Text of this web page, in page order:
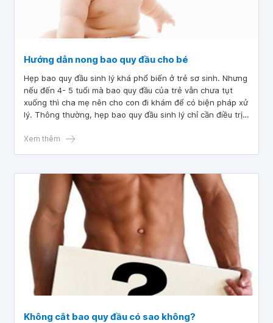
Hướng dẫn nong bao quy đầu cho bé
Hẹp bao quy đầu sinh lý khá phổ biến ở trẻ sơ sinh. Nhưng
nếu đến 4- 5 tuổi mà bao quy đầu của trẻ vẫn chưa tụt
xuống thì cha mẹ nên cho con đi khám để có biện pháp xử
lý. Thông thường, hẹp bao quy đầu sinh lý chỉ cần điều trị
Xem thêm
Không cắt bao quy đầu có sao không?